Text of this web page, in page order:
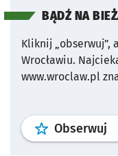
BĄDŹ NA
Kliknij „obserwuj”,
Wrocławiu.
www.wroclaw.pl
Obserwuj